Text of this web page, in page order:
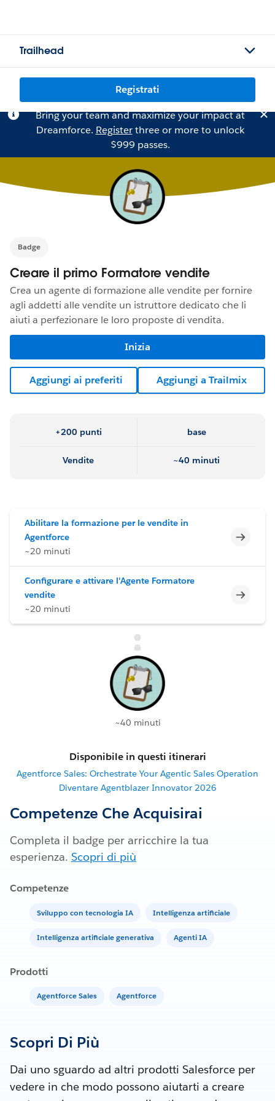
Trailhead
Registrati
Bring your team and maximize your impact at
Dreamforce. Registerthree or more to unlock
$999 passes.
Badge
Creare il primo Formatore vendite
Crea un agente di formazione alle vendite per fornire
agli addetti alle vendite un istruttore dedicato che li
aiuti a perfezionare le loro proposte di vendita.
Inizia
Aggiungi ai preferiti Aggiungi a Trailmix
+200 punti base
Vendite ~40 minuti
Abilitare la formazione per le vendite in
Agentforce
~20 minuti
Configurare e attivare l'Agente Formatore
vendite
~20 minuti
~40 minuti
Disponibile in questi itinerari
Agentforce Sales: Orchestrate Your Agentic Sales Operation
Diventare Agentblazer Innovator 2026
Competenze Che Acquisirai
Completa il badge per arricchire la tua
esperienza. Scopri di più
Competenze
Sviluppo con tecnologia IA Intelligenza artificiale
Intelligenza artificiale generativa Agenti IA
Prodotti
Agentforce Sales Agentforce
Scopri Di Più
Dai uno sguardo ad altri prodotti Salesforce per
vedere in che modo possono aiutarti a creare